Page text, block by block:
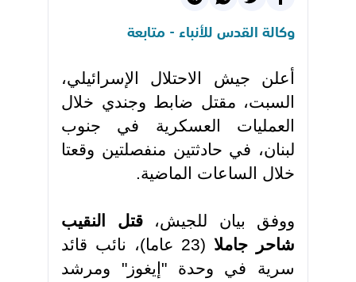
وكالة القدس للأنباء - متابعة
أعلن جيش الاحتلال الإسرائيلي،
السبت، مقتل ضابط وجندي خلال
العمليات العسكرية في جنوب
لبنان، في حادثتين منفصلتين وقعتا
خلال الساعات الماضية.
ووفق بيان للجيش، قتل
النقيب
شاحر جاملا
(23 عاما)، نائب قائد
سرية في وحدة "إيغوز" ومرشد